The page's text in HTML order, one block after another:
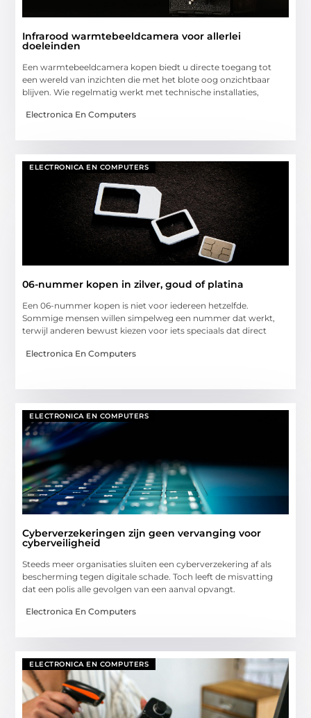
Infrarood warmtebeeldcamera voor allerlei
doeleinden
Een warmtebeeldcamera kopen biedt u directe toegang tot
een wereld van inzichten die met het blote oog onzichtbaar
blijven. Wie regelmatig werkt met technische installaties,
Electronica En Computers
ELECTRONICA EN COMPUTERS
06-nummer kopen in zilver, goud of platina
Een 06-nummer kopen is niet voor iedereen hetzelfde.
Sommige mensen willen simpelweg een nummer dat werkt,
terwijl anderen bewust kiezen voor iets speciaals dat direct
Electronica En Computers
ELECTRONICA EN COMPUTERS
Cyberverzekeringen zijn geen vervanging voor
cyberveiligheid
Steeds meer organisaties sluiten een cyberverzekering af als
bescherming tegen digitale schade. Toch leeft de misvatting
dat een polis alle gevolgen van een aanval opvangt.
Electronica En Computers
ELECTRONICA EN COMPUTERS